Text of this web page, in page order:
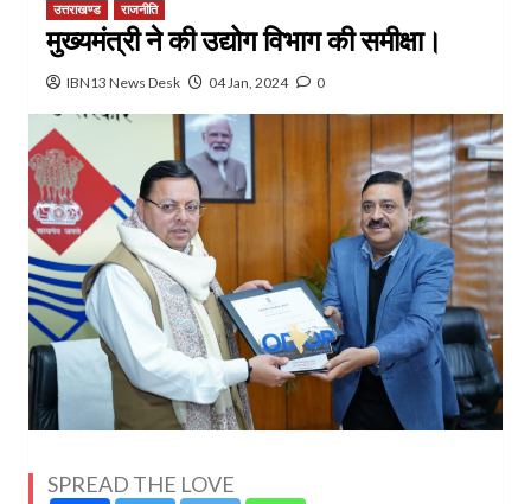
उत्तराखण्ड राजनीति
मुख्यमंत्री ने की उद्योग विभाग की समीक्षा।
IBN13 News Desk 04 Jan, 2024 0
SPREAD THE LOVE